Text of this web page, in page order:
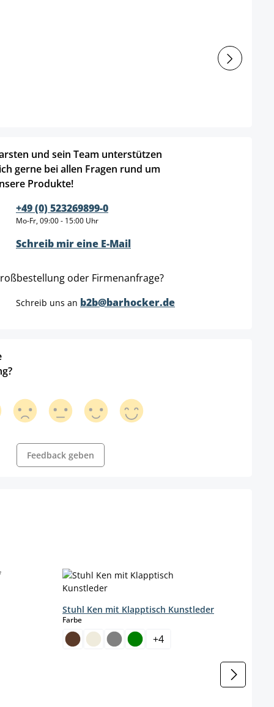
und sein Team unterstützen
gerne bei allen Fragen rund um
Produkte!
+49 (0) 523269899-0
Mo-Fr, 09:00 - 15:00 Uhr
Schreib mir eine E-Mail
oder Firmenanfrage?
Schreib uns an b2b@barhocker.de
Feedback geben
Stuhl Ken mit Klapptisch Kunstleder
Farbeauswählen
+4